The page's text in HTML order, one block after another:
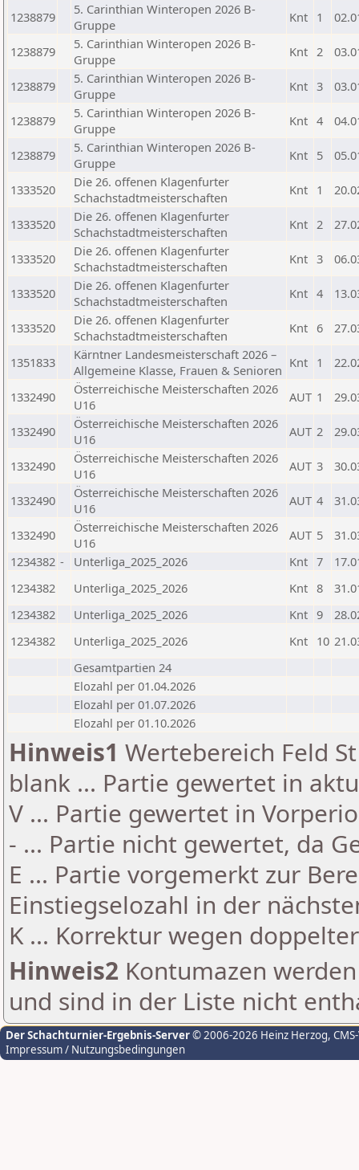
1238879
5. Carinthian Winteropen 2026 B-
Gruppe
Knt 1
1238879
5. Carinthian Winteropen 2026 B-
Gruppe
Knt 2
1238879
5. Carinthian Winteropen 2026 B-
Gruppe
Knt 3
1238879
5. Carinthian Winteropen 2026 B-
Gruppe
Knt 4
1238879
5. Carinthian Winteropen 2026 B-
Gruppe
Knt 5
1333520
Die 26. offenen Klagenfurter
Schachstadtmeisterschaften
Knt 1
1333520
Die 26. offenen Klagenfurter
Schachstadtmeisterschaften
Knt 2
1333520
Die 26. offenen Klagenfurter
Schachstadtmeisterschaften
Knt 3
1333520
Die 26. offenen Klagenfurter
Schachstadtmeisterschaften
Knt 4
1333520
Die 26. offenen Klagenfurter
Schachstadtmeisterschaften
Knt 6
1351833
Kärntner Landesmeisterschaft 2026 –
Allgemeine Klasse, Frauen & Senioren Knt 1
1332490
Österreichische Meisterschaften 2026
U16
AUT 1
1332490
Österreichische Meisterschaften 2026
U16
AUT 2
1332490
Österreichische Meisterschaften 2026
U16
AUT 3
1332490
Österreichische Meisterschaften 2026
U16
AUT 4
1332490
Österreichische Meisterschaften 2026
U16
AUT 5
1234382 - Unterliga_2025_2026 Knt 7
1234382
Unterliga_2025_2026 Knt 8
1234382
Unterliga_2025_2026 Knt 9
1234382
Unterliga_2025_2026 Knt 10
Gesamtpartien 24
Elozahl per 01.04.2026
Elozahl per 01.07.2026
Elozahl per 01.10.2026
Hinweis1 Wertebereich Feld
blank ... Partie gewertet in
V ... Partie gewertet in
- ... Partie nicht gewertet, da
E ... Partie vorgemerkt zur
Einstiegselozahl in der
K ... Korrektur wegen
Hinweis2 Kontumazen
und sind in der Liste nicht
Der Schachturnier-Ergebnis-Server© 2006-2026 Heinz Herzog,
Impressum / Nutzungsbedingungen